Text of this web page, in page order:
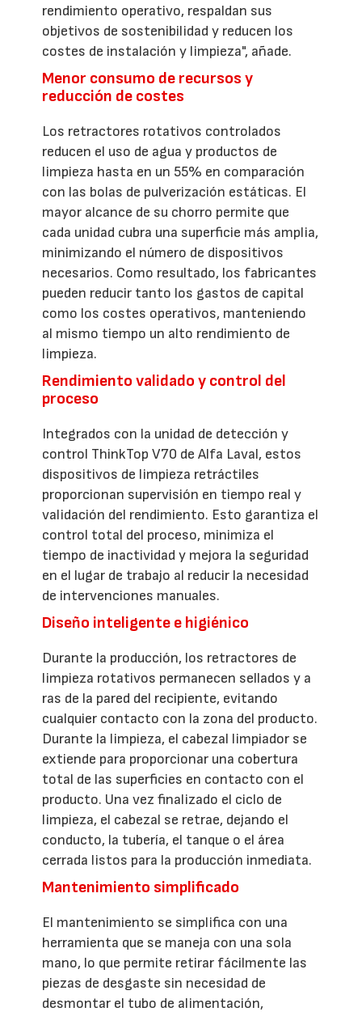
rendimiento operativo, respaldan sus
objetivos de sostenibilidad y reducen los
costes de instalación y limpieza", añade.
Menor consumo de recursos y
reducción de costes
Los retractores rotativos controlados
reducen el uso de agua y productos de
limpieza hasta en un 55% en comparación
con las bolas de pulverización estáticas. El
mayor alcance de su chorro permite que
cada unidad cubra una superficie más amplia,
minimizando el número de dispositivos
necesarios. Como resultado, los fabricantes
pueden reducir tanto los gastos de capital
como los costes operativos, manteniendo
al mismo tiempo un alto rendimiento de
limpieza.
Rendimiento validado y control del
proceso
Integrados con la unidad de detección y
control ThinkTop V70 de Alfa Laval, estos
dispositivos de limpieza retráctiles
proporcionan supervisión en tiempo real y
validación del rendimiento. Esto garantiza el
control total del proceso, minimiza el
tiempo de inactividad y mejora la seguridad
en el lugar de trabajo al reducir la necesidad
de intervenciones manuales.
Diseño inteligente e higiénico
Durante la producción, los retractores de
limpieza rotativos permanecen sellados y a
ras de la pared del recipiente, evitando
cualquier contacto con la zona del producto.
Durante la limpieza, el cabezal limpiador se
extiende para proporcionar una cobertura
total de las superficies en contacto con el
producto. Una vez finalizado el ciclo de
limpieza, el cabezal se retrae, dejando el
conducto, la tubería, el tanque o el área
cerrada listos para la producción inmediata.
Mantenimiento simplificado
El mantenimiento se simplifica con una
herramienta que se maneja con una sola
mano, lo que permite retirar fácilmente las
piezas de desgaste sin necesidad de
desmontar el tubo de alimentación,